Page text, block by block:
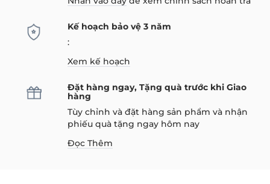
Kế hoạch bảo vệ 3 năm
:
Xem kế hoạch
Đặt hàng ngay, Tặng quà trước khi Giao
hàng
Tùy chỉnh và đặt hàng sản phẩm và nhận
phiếu quà tặng ngay hôm nay
Đọc Thêm